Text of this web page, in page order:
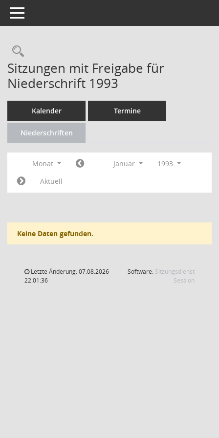
Toggle navigation
Rechercheauswahl
Sitzungen mit Freigabe für
Niederschrift 1993
Kalender Termine
Niederschriften
Monat Januar
1993
Aktuell
Keine Daten gefunden.
Letzte Änderung: 07.08.2026
22:01:36
Software: Sitzungsdienst
Session